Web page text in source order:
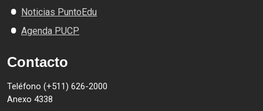
Noticias PuntoEdu
Agenda PUCP
Contacto
Teléfono (+511) 626-2000
Anexo 4338